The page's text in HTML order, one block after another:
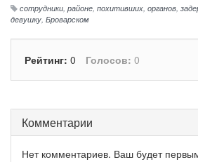
сотрудники, районе, похитивших, органов,
девушку, Броварском
Рейтинг: 0 Голосов: 0
Комментарии
Нет комментариев. Ваш будет